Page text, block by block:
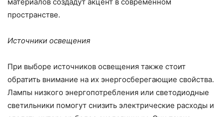
пространстве.
Источники освещения
При выборе источников освещения также стоит
обратить внимание на их энергосберегающие свойства.
Лампы низкого энергопотребления или светодиодные
светильники помогут снизить электрические расходы и